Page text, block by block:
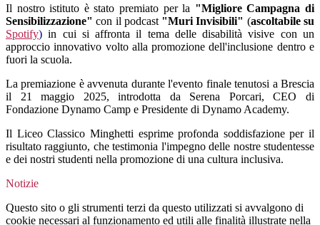
Il nostro istituto è stato premiato per la "Migliore Campagna di
Sensibilizzazione" con il podcast "Muri Invisibili" (ascoltabile su
Spotify) in cui si affronta il tema delle disabilità visive con un
approccio innovativo volto alla promozione dell'inclusione dentro e
fuori la scuola.
La premiazione è avvenuta durante l'evento finale tenutosi a Brescia
il 21 maggio 2025, introdotta da Serena Porcari, CEO di
Fondazione Dynamo Camp e Presidente di Dynamo Academy.
Il Liceo Classico Minghetti esprime profonda soddisfazione per il
risultato raggiunto, che testimonia l'impegno delle nostre studentesse
e dei nostri studenti nella promozione di una cultura inclusiva.
Notizie
Questo sito o gli strumenti terzi da questo utilizzati si avvalgono di
cookie necessari al funzionamento ed utili alle finalità illustrate nella